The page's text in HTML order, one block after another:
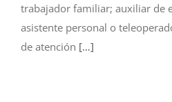
trabajador familiar; auxiliar de
asistente personal o
de atención […]